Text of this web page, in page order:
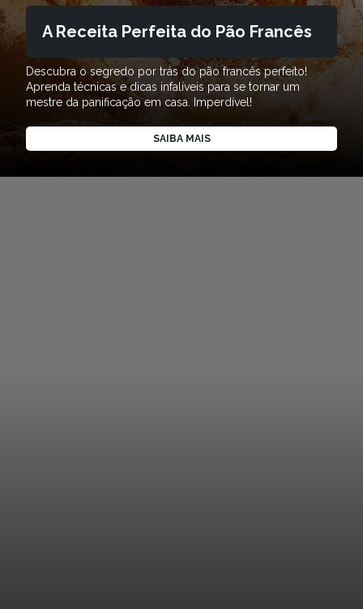
A Receita Perfeita do Pão Francês
Descubra o segredo por trás do pão francês perfeito!
Aprenda técnicas e dicas infalíveis para se tornar um
mestre da panificação em casa. Imperdível!
SAIBA MAIS